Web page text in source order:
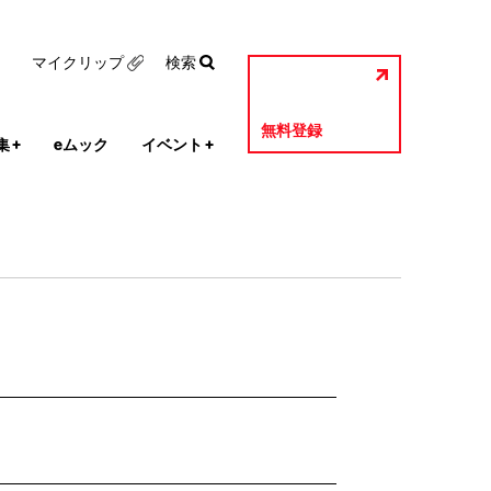
+ eムック イベント +
無料登録
マイクリップ 検索